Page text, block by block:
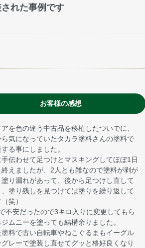
れた事例です
お客様の感想
アを色の違う中古品を移植したついでに、
ら気になっていたタカラ塗料さんの塗料で
る事にしました。
手伝わせて足つけとマスキングしてほぼ1日
終えましたが、2人とも雑なので塗料が剥が
塗り漏れがあって、後から足つけし直して
、塗り残しを見つけては塗りを繰り返して
笑）
不安だったので3キロ入りに変更してもら
ジムニーを塗っても結構余りました。
料で古い自転車やねこぐるまもイーグル
グレーで塗装し直せてグッと格好良くなり